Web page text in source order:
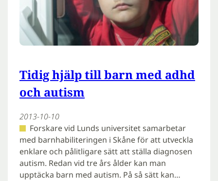
Tidig hjälp till barn med adhd
och autism
2013-10-10
Forskare vid Lunds universitet samarbetar
med barnhabiliteringen i Skåne för att utveckla
enklare och pålitligare sätt att ställa diagnosen
autism. Redan vid tre års ålder kan man
upptäcka barn med autism. På så sätt kan…